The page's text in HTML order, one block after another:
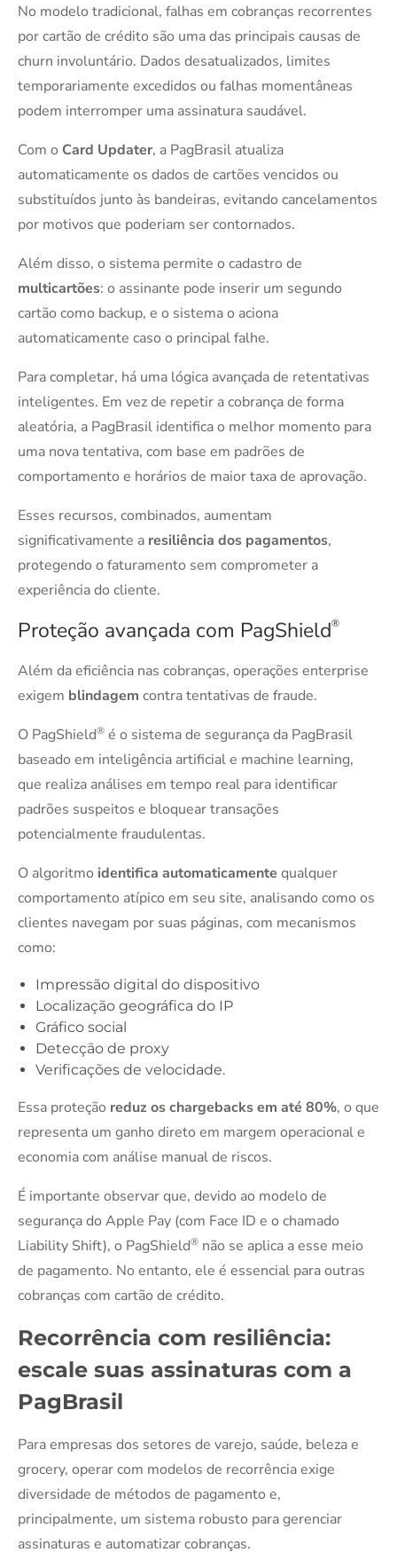
No modelo tradicional, falhas em cobranças recorrentes
por cartão de crédito são uma das principais causas de
churn involuntário. Dados desatualizados, limites
temporariamente excedidos ou falhas momentâneas
podem interromper uma assinatura saudável.
Com o Card Updater, a PagBrasil atualiza
automaticamente os dados de cartões vencidos ou
substituídos junto às bandeiras, evitando cancelamentos
por motivos que poderiam ser contornados.
Além disso, o sistema permite o cadastro de
multicartões: o assinante pode inserir um segundo
cartão como backup, e o sistema o aciona
automaticamente caso o principal falhe.
Para completar, há uma lógica avançada de retentativas
inteligentes. Em vez de repetir a cobrança de forma
aleatória, a PagBrasil identifica o melhor momento para
uma nova tentativa, com base em padrões de
comportamento e horários de maior taxa de aprovação.
Esses recursos, combinados, aumentam
significativamente a resiliência dos pagamentos,
protegendo o faturamento sem comprometer a
experiência do cliente.
Proteção avançada com PagShield®
Além da eficiência nas cobranças, operações enterprise
exigem blindagem contra tentativas de fraude.
O PagShield® é o sistema de segurança da PagBrasil
baseado em inteligência artificial e machine learning,
que realiza análises em tempo real para identificar
padrões suspeitos e bloquear transações
potencialmente fraudulentas.
O algoritmo identifica automaticamente qualquer
comportamento atípico em seu site, analisando como os
clientes navegam por suas páginas, com mecanismos
como:
Impressão digital do dispositivo
Localização geográfica do IP
Gráfico social
Detecção de proxy
Verificações de velocidade.
Essa proteção reduz os chargebacks em até 80%, o que
representa um ganho direto em margem operacional e
economia com análise manual de riscos.
É importante observar que, devido ao modelo de
segurança do Apple Pay (com Face ID e o chamado
Liability Shift), o PagShield® não se aplica a esse meio
de pagamento. No entanto, ele é essencial para outras
cobranças com cartão de crédito.
Recorrência com resiliência:
escale suas assinaturas com a
PagBrasil
Para empresas dos setores de varejo, saúde, beleza e
grocery, operar com modelos de recorrência exige
diversidade de métodos de pagamento e,
principalmente, um sistema robusto para gerenciar
assinaturas e automatizar cobranças.